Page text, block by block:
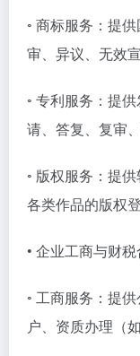
◦ 商标服务：提
审、异议、无效
◦ 专利服务：提
请、答复、复审
◦ 版权服务：提
各类作品的版权登
• 企业工商与财税
◦ 工商服务：提供
户、资质办理（